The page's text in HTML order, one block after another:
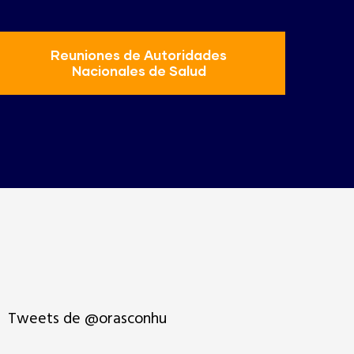
Reuniones de Autoridades
Nacionales de Salud
Tweets de @orasconhu